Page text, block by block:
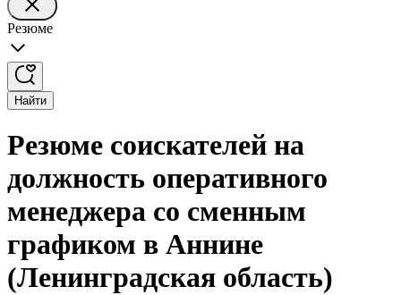
Резюме
Найти
Резюме соискателей на
должность оперативного
менеджера со сменным
графиком в Аннине
(Ленинградская область)